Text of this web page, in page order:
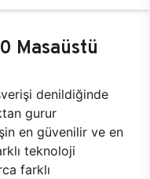
Masaüstü
denildiğinde
gurur
en güvenilir ve en
teknoloji
farklı